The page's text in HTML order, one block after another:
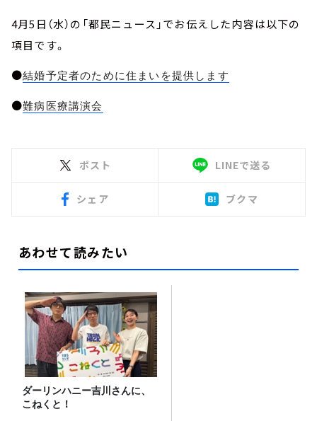
4月5日（水）の「都民ニュース」でお伝えした内容は以下の
項目です。
●結婚予定者のために住まいを提供します
●難病医療講演会
ポスト LINEで送る
シェア ブクマ
あわせて読みたい
ダーリンハニー吉川さんに、
こねくと！